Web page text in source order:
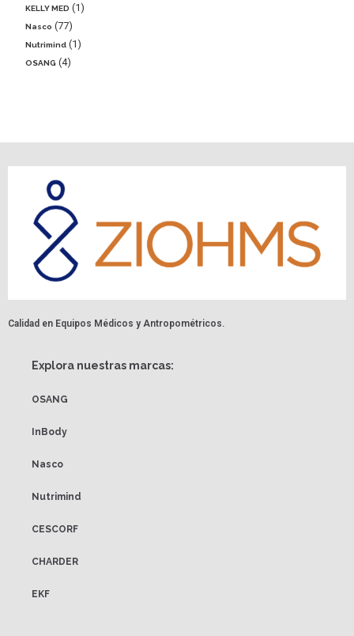
KELLY MED 1
Nasco 77
Nutrimind 1
OSANG 4
Calidad en Equipos Médicos y Antropométricos.
Explora nuestras marcas:
OSANG
InBody
Nasco
Nutrimind
CESCORF
CHARDER
EKF